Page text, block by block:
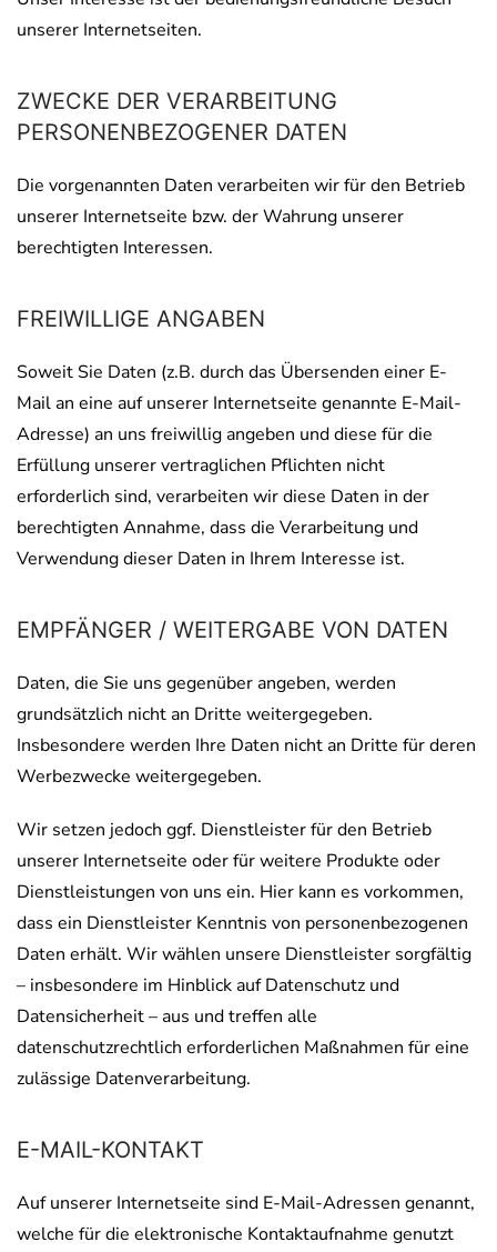
unserer Internetseiten.
ZWECKE DER VERARBEITUNG
PERSONENBEZOGENER DATEN
Die vorgenannten Daten verarbeiten wir für den Betrieb
unserer Internetseite bzw. der Wahrung unserer
berechtigten Interessen.
FREIWILLIGE ANGABEN
Soweit Sie Daten (z.B. durch das Übersenden einer E-
Mail an eine auf unserer Internetseite genannte E-Mail-
Adresse) an uns freiwillig angeben und diese für die
Erfüllung unserer vertraglichen Pflichten nicht
erforderlich sind, verarbeiten wir diese Daten in der
berechtigten Annahme, dass die Verarbeitung und
Verwendung dieser Daten in Ihrem Interesse ist.
EMPFÄNGER / WEITERGABE VON DATEN
Daten, die Sie uns gegenüber angeben, werden
grundsätzlich nicht an Dritte weitergegeben.
Insbesondere werden Ihre Daten nicht an Dritte für deren
Werbezwecke weitergegeben.
Wir setzen jedoch ggf. Dienstleister für den Betrieb
unserer Internetseite oder für weitere Produkte oder
Dienstleistungen von uns ein. Hier kann es vorkommen,
dass ein Dienstleister Kenntnis von personenbezogenen
Daten erhält. Wir wählen unsere Dienstleister sorgfältig
– insbesondere im Hinblick auf Datenschutz und
Datensicherheit – aus und treffen alle
datenschutzrechtlich erforderlichen Maßnahmen für eine
zulässige Datenverarbeitung.
E-MAIL-KONTAKT
Auf unserer Internetseite sind E-Mail-Adressen genannt,
welche für die elektronische Kontaktaufnahme genutzt